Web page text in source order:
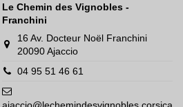
Le Chemin des Vignobles -
Franchini
16 Av. Docteur Noël Franchini
20090 Ajaccio
04 95 51 46 61